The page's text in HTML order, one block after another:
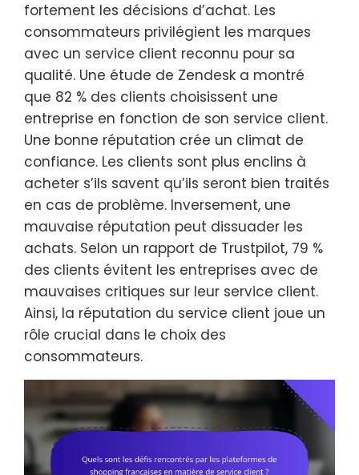
fortement les décisions d’achat. Les
consommateurs privilégient les marques
avec un service client reconnu pour sa
qualité. Une étude de Zendesk a montré
que 82 % des clients choisissent une
entreprise en fonction de son service client.
Une bonne réputation crée un climat de
confiance. Les clients sont plus enclins à
acheter s’ils savent qu’ils seront bien traités
en cas de problème. Inversement, une
mauvaise réputation peut dissuader les
achats. Selon un rapport de Trustpilot, 79 %
des clients évitent les entreprises avec de
mauvaises critiques sur leur service client.
Ainsi, la réputation du service client joue un
rôle crucial dans le choix des
consommateurs.